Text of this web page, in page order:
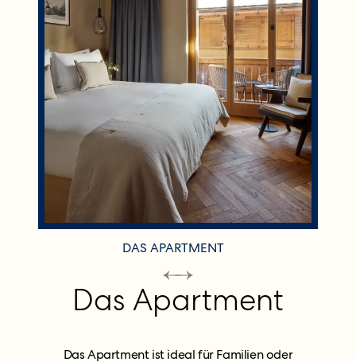
DAS APARTMENT
Das Apartment
Das Apartment ist ideal für Familien oder